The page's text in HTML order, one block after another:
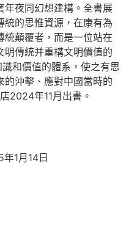
年夜同幻想建構。全書展
統的思惟資源，在康有為
統顛覆者，而是一位站在
明傳統并重構文明價值的
和價值的體系，使之有思
的沖擊、應對中國當時的
2024年11月出書。
1月14日